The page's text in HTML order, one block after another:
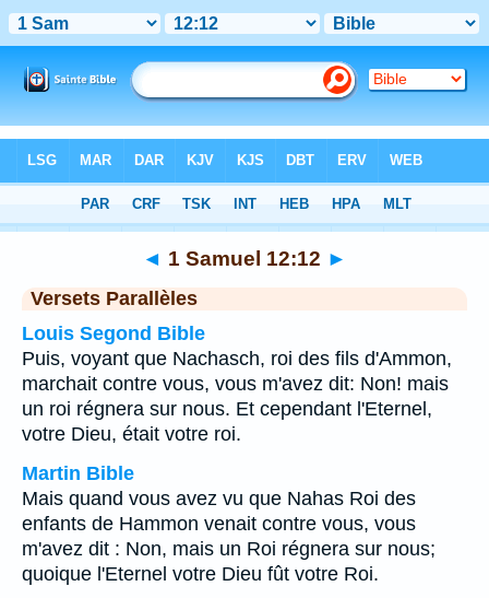
Chapitre 12 > Verset 12
◄ 1 Samuel 12:12 ►
Versets Parallèles
Louis Segond Bible
Puis, voyant que Nachasch, roi des fils d'Ammon,
marchait contre vous, vous m'avez dit: Non! mais
un roi régnera sur nous. Et cependant l'Eternel,
votre Dieu, était votre roi.
Martin Bible
Mais quand vous avez vu que Nahas Roi des
enfants de Hammon venait contre vous, vous
m'avez dit : Non, mais un Roi régnera sur nous;
quoique l'Eternel votre Dieu fût votre Roi.